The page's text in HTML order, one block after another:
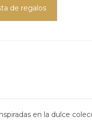
de regalos
en la dulce